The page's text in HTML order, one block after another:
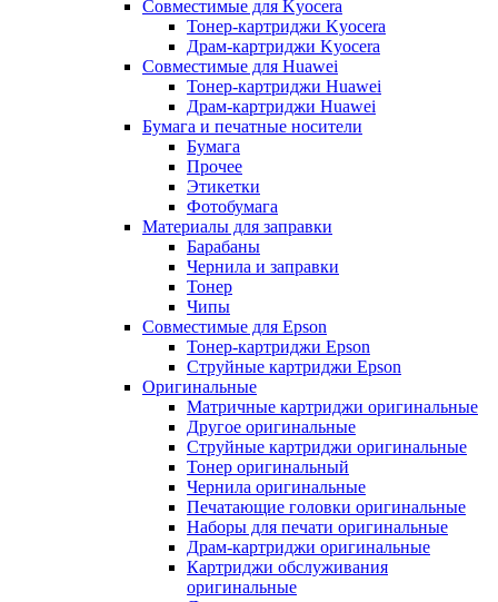
Совместимые для Kyocera
Тонер-картриджи Kyocera
Драм-картриджи Kyocera
Совместимые для Huawei
Тонер-картриджи Huawei
Драм-картриджи Huawei
Бумага и печатные носители
Бумага
Прочее
Этикетки
Фотобумага
Материалы для заправки
Барабаны
Чернила и заправки
Тонер
Чипы
Совместимые для Epson
Тонер-картриджи Epson
Струйные картриджи Epson
Оригинальные
Матричные картриджи оригинальные
Другое оригинальные
Струйные картриджи оригинальные
Тонер оригинальный
Чернила оригинальные
Печатающие головки оригинальные
Наборы для печати оригинальные
Драм-картриджи оригинальные
Картриджи обслуживания
оригинальные